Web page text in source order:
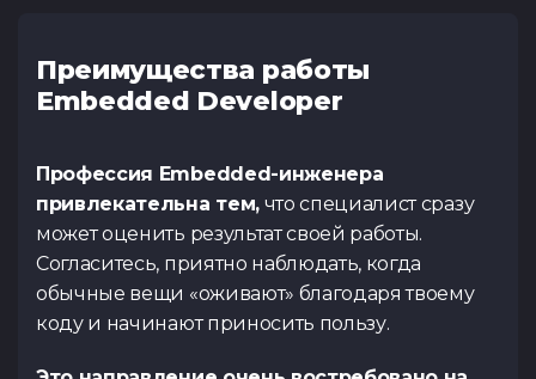
Преимущества работы
Embedded Developer
Профессия Embedded-инженера
привлекательна тем,что специалист сразу
может оценить результат своей работы.
Согласитесь, приятно наблюдать, когда
обычные вещи «оживают» благодаря твоему
коду и начинают приносить пользу.